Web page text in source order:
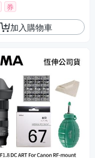
券
加入購物車